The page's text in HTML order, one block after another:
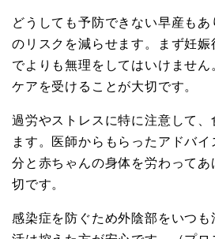
どうしても予防できない早産も
のリスクを減らせます。まず妊娠
でよりも無理をしてはいけませ
ケアを受けることが大切です。
過労やストレスに特に注意して
ます。医師からもらったアドバ
分と赤ちゃんの身体を労わって
切です。
感染症を防ぐため外陰部をいつ